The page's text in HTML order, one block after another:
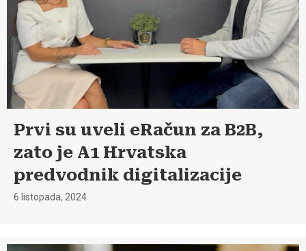
Prvi su uveli eRačun za B2B,
zato je A1 Hrvatska
predvodnik digitalizacije
6 listopada, 2024